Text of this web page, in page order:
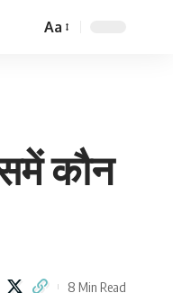
Font
Aa
कौन
8 Min Read